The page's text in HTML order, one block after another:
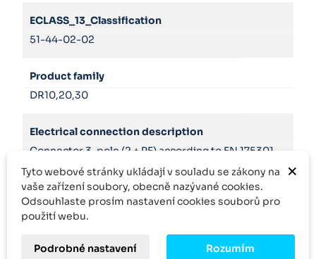
ECLASS_13_Classification
51-44-02-02
Product family
DR10,20,30
Electrical connection description
Connector 3-pole (2 + PE) according to EN 175301-
803
×
Tyto webové stránky ukládají v souladu se zákony na
vaše zařízení soubory, obecně nazývané cookies.
Odsouhlaste prosím nastavení cookies souborů pro
použití webu.
Podrobné nastavení Rozumím